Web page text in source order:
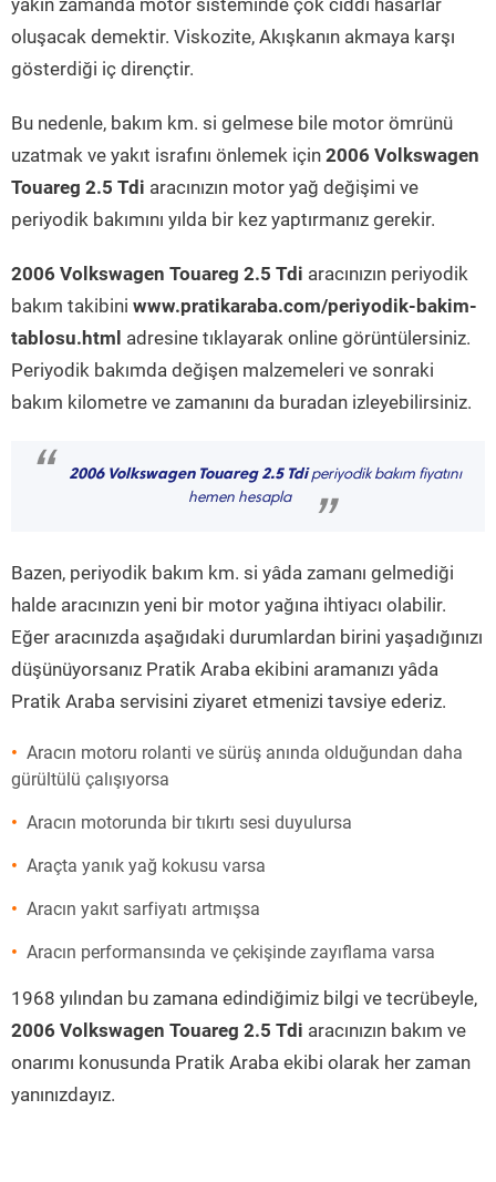
yakın zamanda motor sisteminde çok ciddi hasarlar
oluşacak demektir. Viskozite, Akışkanın akmaya karşı
gösterdiği iç dirençtir.
Bu nedenle, bakım km. si gelmese bile motor ömrünü
uzatmak ve yakıt israfını önlemek için 2006 Volkswagen
Touareg 2.5 Tdi aracınızın motor yağ değişimi ve
periyodik bakımını yılda bir kez yaptırmanız gerekir.
2006 Volkswagen Touareg 2.5 Tdi aracınızın periyodik
bakım takibini www.pratikaraba.com/periyodik-bakim-
tablosu.html adresine tıklayarak online görüntülersiniz.
Periyodik bakımda değişen malzemeleri ve sonraki
bakım kilometre ve zamanını da buradan izleyebilirsiniz.
“ 2006 Volkswagen Touareg 2.5 Tdiperiyodik bakım fiyatını
hemen hesapla
”
Bazen, periyodik bakım km. si yâda zamanı gelmediği
halde aracınızın yeni bir motor yağına ihtiyacı olabilir.
Eğer aracınızda aşağıdaki durumlardan birini yaşadığınızı
düşünüyorsanız Pratik Araba ekibini aramanızı yâda
Pratik Araba servisini ziyaret etmenizi tavsiye ederiz.
Aracın motoru rolanti ve sürüş anında olduğundan daha
gürültülü çalışıyorsa
Aracın motorunda bir tıkırtı sesi duyulursa
Araçta yanık yağ kokusu varsa
Aracın yakıt sarfiyatı artmışsa
Aracın performansında ve çekişinde zayıflama varsa
1968 yılından bu zamana edindiğimiz bilgi ve tecrübeyle,
2006 Volkswagen Touareg 2.5 Tdi aracınızın bakım ve
onarımı konusunda Pratik Araba ekibi olarak her zaman
yanınızdayız.